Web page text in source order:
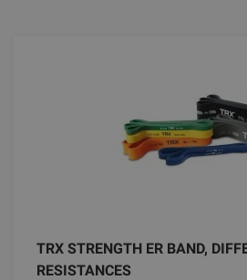
TRX STRENGTH ER BAND,
RESISTANCES